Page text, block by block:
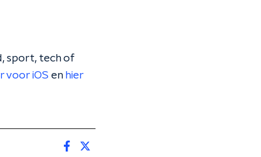
sport, tech of
voor iOS en hier